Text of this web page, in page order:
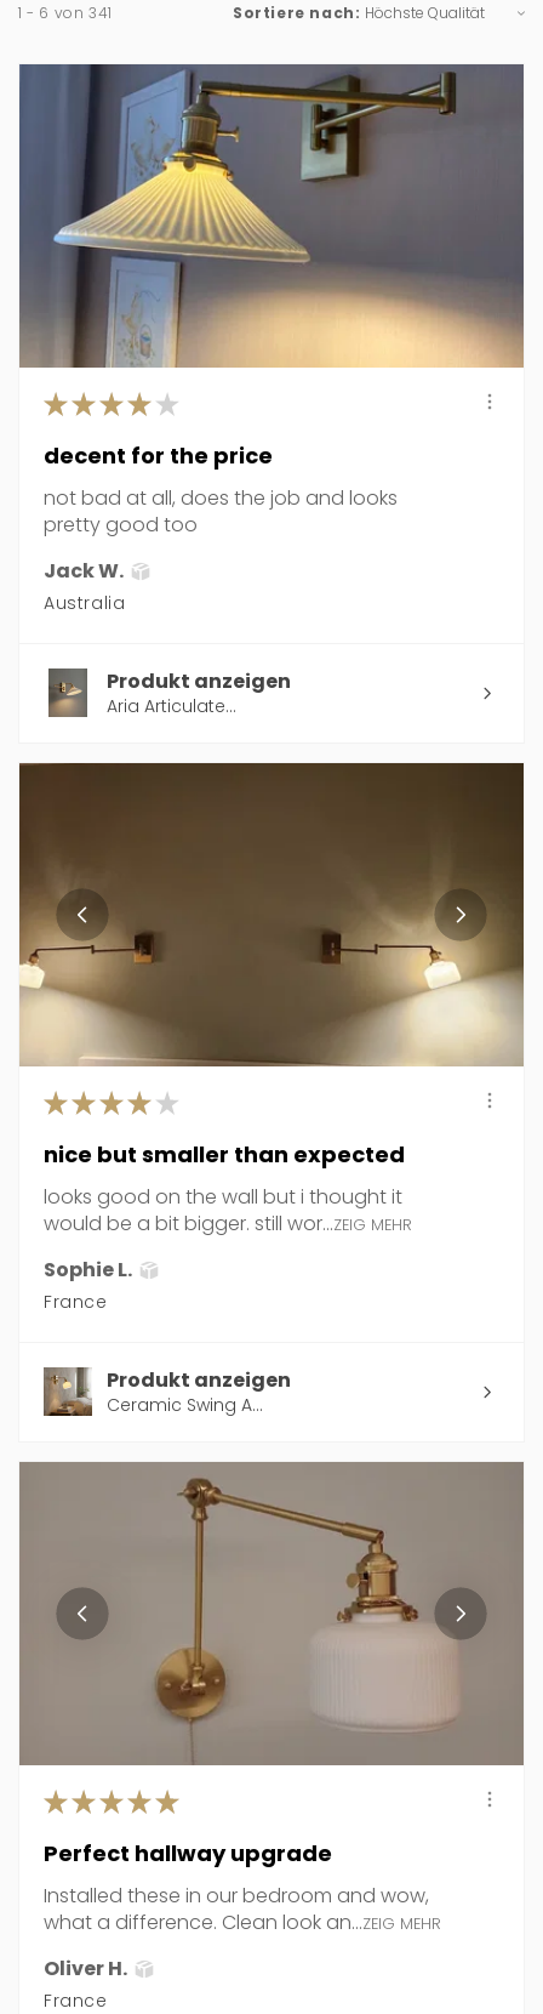
1 - 6 von 341 Sortiere nach:
★★★★ ★
decent for the price
not bad at all, does the job and looks
pretty good too
Jack W.
Australia
Produkt anzeigen
Aria Articulate...
★★★★ ★
nice but smaller than expected
looks good on the wall but i thought it
would be a bit bigger. still wor...ZEIG MEHR
Sophie L.
France
Produkt anzeigen
Ceramic Swing A...
★★★★★
Perfect hallway upgrade
Installed these in our bedroom and wow,
what a difference. Clean look an...ZEIG MEHR
Oliver H.
France